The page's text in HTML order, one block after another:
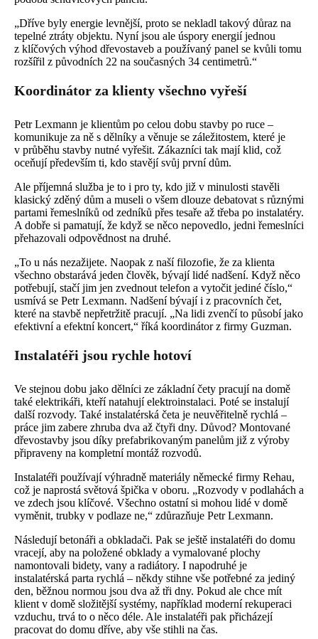
„Dříve byly energie levnější, proto se nekladl takový důraz na
tepelné ztráty objektu. Nyní jsou ale úspory energií jednou
z klíčových výhod dřevostaveb a používaný panel se kvůli tomu
rozšířil z původních 22 na současných 34 centimetrů.“
Koordinátor za klienty všechno vyřeší
Petr Lexmann je klientům po celou dobu stavby po ruce –
komunikuje za ně s dělníky a věnuje se záležitostem, které je
v průběhu stavby nutné vyřešit. Zákazníci tak mají klid, což
oceňují především ti, kdo stavějí svůj první dům.
Ale příjemná služba je to i pro ty, kdo již v minulosti stavěli
klasický zděný dům a museli o všem dlouze debatovat s různými
partami řemeslníků od zedníků přes tesaře až třeba po instalatéry.
A dobře si pamatují, že když se něco nepovedlo, jedni řemeslníci
přehazovali odpovědnost na druhé.
„To u nás nezažijete. Naopak z naší filozofie, že za klienta
všechno obstarává jeden člověk, bývají lidé nadšení. Když něco
potřebují, stačí jim jen zvednout telefon a vytočit jediné číslo,“
usmívá se Petr Lexmann. Nadšení bývají i z pracovních čet,
které na stavbě nepřetržitě pracují. „Na lidi zvenčí to působí jako
efektivní a efektní koncert,“ říká koordinátor z firmy Guzman.
Instalatéři jsou rychle hotoví
Ve stejnou dobu jako dělníci ze základní čety pracují na domě
také elektrikáři, kteří natahují elektroinstalaci. Poté se instalují
další rozvody. Také instalatérská četa je neuvěřitelně rychlá –
práce jim zabere zhruba dva až čtyři dny. Důvod? Montované
dřevostavby jsou díky prefabrikovaným panelům již z výroby
připraveny na kompletní montáž rozvodů.
Instalatéři používají výhradně materiály německé firmy Rehau,
což je naprostá světová špička v oboru. „Rozvody v podlahách a
ve zdech jsou klíčové. Všechno ostatní si mohou lidé v domě
vyměnit, trubky v podlaze ne,“ zdůrazňuje Petr Lexmann.
Následují betonáři a obkladači. Pak se ještě instalatéři do domu
vracejí, aby na položené obklady a vymalované plochy
namontovali bidety, vany a radiátory. I napodruhé je
instalatérská parta rychlá – někdy stihne vše potřebné za jediný
den, běžnou normou jsou dva až tři dny. Pokud ale chce mít
klient v domě složitější systémy, například moderní rekuperaci
vzduchu, trvá to o něco déle. Ale instalatéři pak přicházejí
pracovat do domu dříve, aby vše stihli na čas.